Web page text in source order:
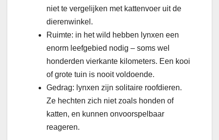
niet te vergelijken met kattenvoer uit de
dierenwinkel.
Ruimte: in het wild hebben lynxen een
enorm leefgebied nodig – soms wel
honderden vierkante kilometers. Een kooi
of grote tuin is nooit voldoende.
Gedrag: lynxen zijn solitaire roofdieren.
Ze hechten zich niet zoals honden of
katten, en kunnen onvoorspelbaar
reageren.